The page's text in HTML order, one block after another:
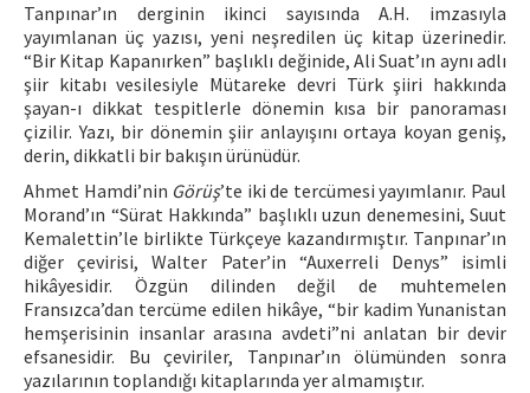
Tanpınar’ın derginin ikinci sayısında A.H. imzasıyla
yayımlanan üç yazısı, yeni neşredilen üç kitap üzerinedir.
“Bir Kitap Kapanırken” başlıklı değinide, Ali Suat’ın aynı adlı
şiir kitabı vesilesiyle Mütareke devri Türk şiiri hakkında
şayan-ı dikkat tespitlerle dönemin kısa bir panoraması
çizilir. Yazı, bir dönemin şiir anlayışını ortaya koyan geniş,
derin, dikkatli bir bakışın ürünüdür.
Ahmet Hamdi’nin Görüş’te iki de tercümesi yayımlanır. Paul
Morand’ın “Sürat Hakkında” başlıklı uzun denemesini, Suut
Kemalettin’le birlikte Türkçeye kazandırmıştır. Tanpınar’ın
diğer çevirisi, Walter Pater’in “Auxerreli Denys” isimli
hikâyesidir. Özgün dilinden değil de muhtemelen
Fransızca’dan tercüme edilen hikâye, “bir kadim Yunanistan
hemşerisinin insanlar arasına avdeti”ni anlatan bir devir
efsanesidir. Bu çeviriler, Tanpınar’ın ölümünden sonra
yazılarının toplandığı kitaplarında yer almamıştır.